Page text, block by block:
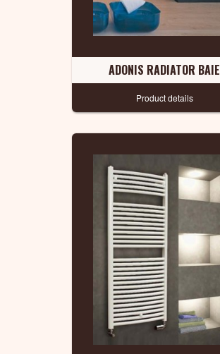
ADONIS RADIATOR BAIE
Product details